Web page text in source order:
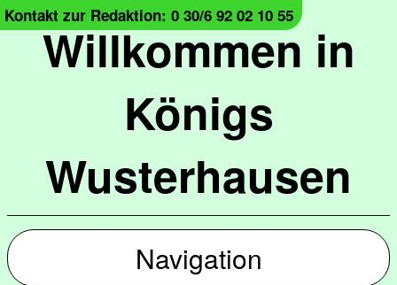
Willkommen in
Königs
Wusterhausen
Kontakt zur Redaktion: 0 30/6 92 02 10 55
Navigation